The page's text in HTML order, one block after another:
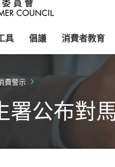
具 倡議 消費者教育
費警示
署公布對